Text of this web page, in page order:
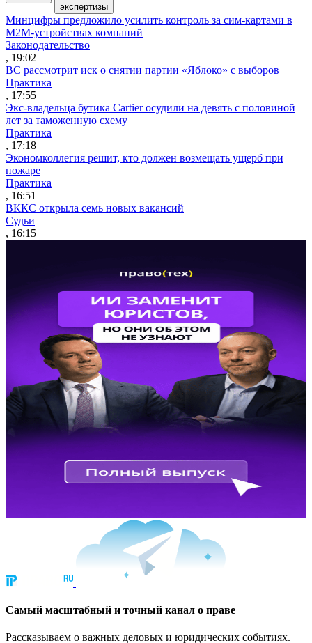
экспертизы
Минцифры предложило усилить контроль за сим-картами в
M2M-устройствах компаний
Законодательство
, 19:02
ВС рассмотрит иск о снятии партии «Яблоко» с выборов
Практика
, 17:55
Экс-владельца бутика Cartier осудили на девять с половиной
лет за таможенную схему
Практика
, 17:18
Экономколлегия решит, кто должен возмещать ущерб при
пожаре
Практика
, 16:51
ВККС открыла семь новых вакансий
Судьи
, 16:15
Cамый масштабный и точный канал о праве
Рассказываем о важных деловых и юридических событиях.